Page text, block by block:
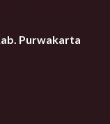
Purwakarta